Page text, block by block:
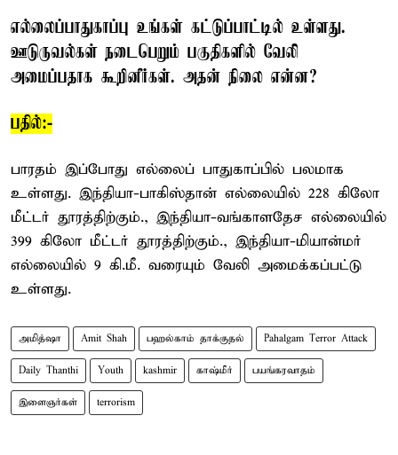
எல்லைப்பாதுகாப்பு உங்கள் கட்டுப்பாட்டில் உள்ளது.
ஊடுருவல்கள் நடைபெறும் பகுதிகளில் வேலி
அமைப்பதாக கூறினீர்கள். அதன் நிலை என்ன?
பதில்:-
பாரதம் இப்போது எல்லைப் பாதுகாப்பில் பலமாக
உள்ளது. இந்தியா-பாகிஸ்தான் எல்லையில் 228 கிலோ
மீட்டர் தூரத்திற்கும்., இந்தியா-வங்காளதேச எல்லையில்
399 கிலோ மீட்டர் தூரத்திற்கும்., இந்தியா-மியான்மர்
எல்லையில் 9 கி.மீ. வரையும் வேலி அமைக்கப்பட்டு
உள்ளது.
அமித்ஷா Amit Shah பஹல்காம் தாக்குதல் Pahalgam Terror Attack
Daily Thanthi Youth kashmir காஷ்மீர் பயங்கரவாதம்
இளைஞர்கள் terrorism